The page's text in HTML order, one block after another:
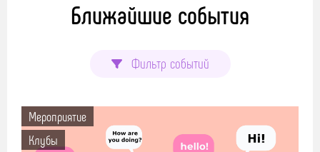
Ближайшие события
Фильтр событий
Мероприятие
Клубы